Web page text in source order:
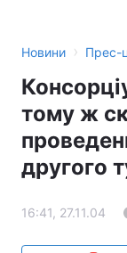
Тема
Новини › Прес-
тому ж
другого
16:41, 27.11.04